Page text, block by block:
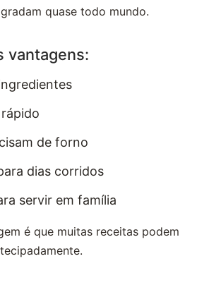
quase todo mundo.
vantagens:
de forno
dias corridos
servir em família
é que muitas receitas podem